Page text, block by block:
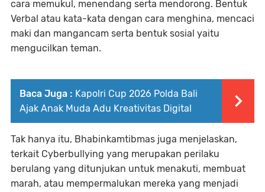
cara memukul, menendang serta mendorong. Bentuk
Verbal atau kata-kata dengan cara menghina, mencaci
maki dan mangancam serta bentuk sosial yaitu
mengucilkan teman.
Baca Juga : Kapolri Cup 2026 Polda Bali
Ajak Anak Muda Adu Kreativitas Digital
Tak hanya itu, Bhabinkamtibmas juga menjelaskan,
terkait Cyberbullying yang merupakan perilaku
berulang yang ditunjukan untuk menakuti, membuat
marah, atau mempermalukan mereka yang menjadi